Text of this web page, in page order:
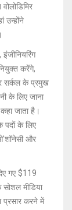
उन्होंने
करेंगे,
सर्कल के प्रमुख
के लिए जाना
जाता है।
पदों के लिए
और
गए $119
मीडिया
प्रसार करने में